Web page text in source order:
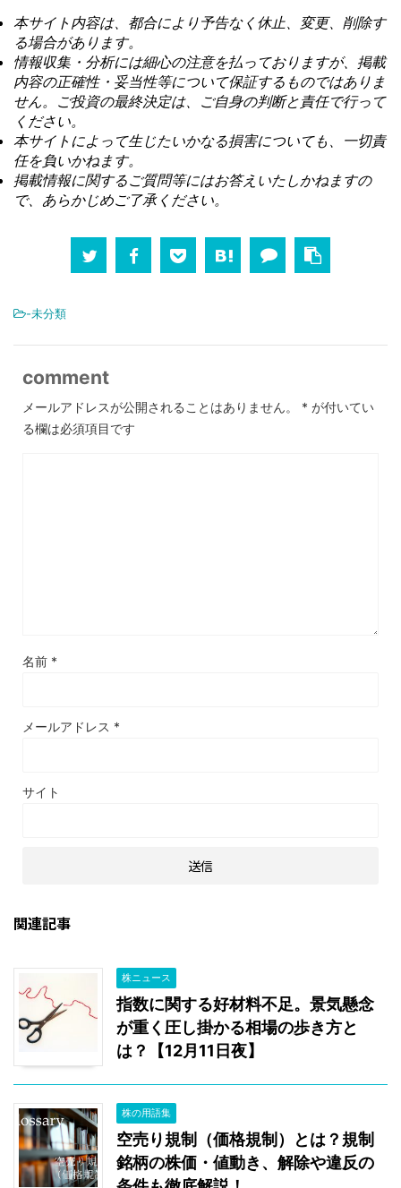
本サイト内容は、都合により予告なく休止、変更、削除す
る場合があります。
情報収集・分析には細心の注意を払っておりますが、掲載
内容の正確性・妥当性等について保証するものではありま
せん。ご投資の最終決定は、ご自身の判断と責任で行って
ください。
本サイトによって生じたいかなる損害についても、一切責
任を負いかねます。
掲載情報に関するご質問等にはお答えいたしかねますの
で、あらかじめご了承ください。
-未分類
comment
メールアドレスが公開されることはありません。 * が付いてい
る欄は必須項目です
名前 *
メールアドレス *
サイト
関連記事
株ニュース
指数に関する好材料不足。景気懸念
が重く圧し掛かる相場の歩き方と
は？【12月11日夜】
株の用語集
空売り規制（価格規制）とは？規制
銘柄の株価・値動き、解除や違反の